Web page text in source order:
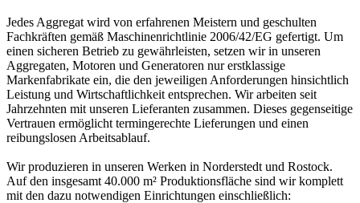
Jedes Aggregat wird von erfahrenen Meistern und geschulten
Fachkräften gemäß Maschinenrichtlinie 2006/42/EG gefertigt. Um
einen sicheren Betrieb zu gewährleisten, setzen wir in unseren
Aggregaten, Motoren und Generatoren nur erstklassige
Markenfabrikate ein, die den jeweiligen Anforderungen hinsichtlich
Leistung und Wirtschaftlichkeit entsprechen. Wir arbeiten seit
Jahrzehnten mit unseren Lieferanten zusammen. Dieses gegenseitige
Vertrauen ermöglicht termingerechte Lieferungen und einen
reibungslosen Arbeitsablauf.
Wir produzieren in unseren Werken in Norderstedt und Rostock.
Auf den insgesamt 40.000 m² Produktionsfläche sind wir komplett
mit den dazu notwendigen Einrichtungen einschließlich: